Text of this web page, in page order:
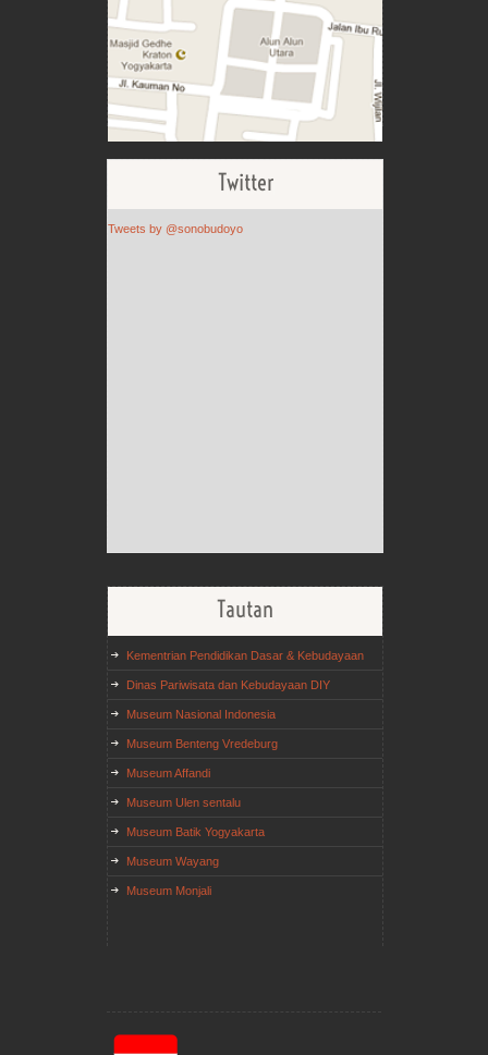
Twitter
Tweets by @sonobudoyo
Tautan
Kementrian Pendidikan Dasar & Kebudayaan
Dinas Pariwisata dan Kebudayaan DIY
Museum Nasional Indonesia
Museum Benteng Vredeburg
Museum Affandi
Museum Ulen sentalu
Museum Batik Yogyakarta
Museum Wayang
Museum Monjali